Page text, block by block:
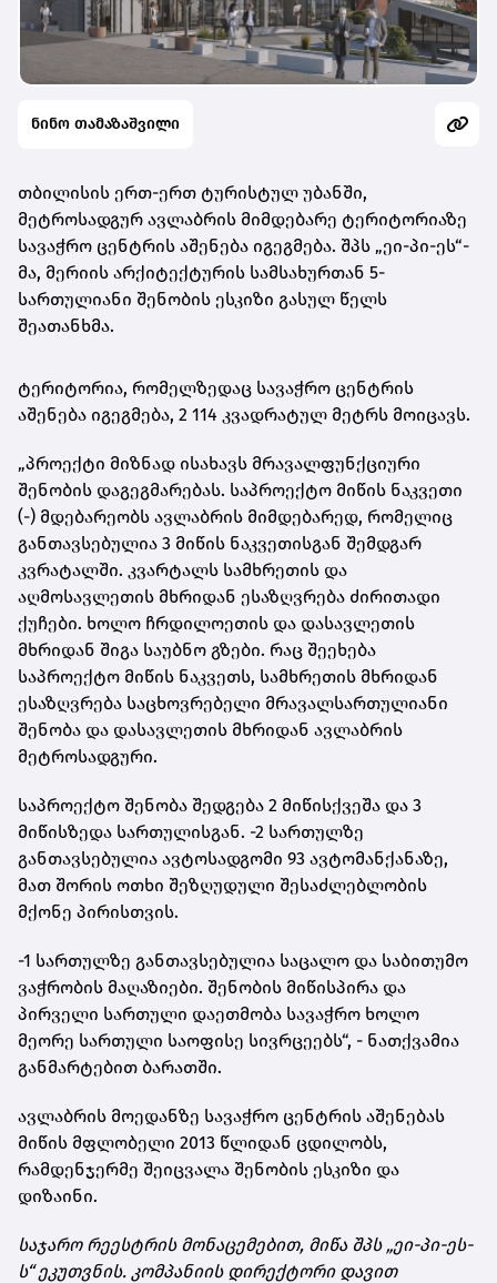
ნინო თამაზაშვილი
თბილისის ერთ-ერთ ტურისტულ უბანში,
მეტროსადგურ ავლაბრის მიმდებარე ტერიტორიაზე
სავაჭრო ცენტრის აშენება იგეგმება. შპს „ეი-პი-ეს“-
მა, მერიის არქიტექტურის სამსახურთან 5-
სართულიანი შენობის ესკიზი გასულ წელს
შეათანხმა.
ტერიტორია, რომელზედაც სავაჭრო ცენტრის
აშენება იგეგმება, 2 114 კვადრატულ მეტრს მოიცავს.
„პროექტი მიზნად ისახავს მრავალფუნქციური
შენობის დაგეგმარებას. საპროექტო მიწის ნაკვეთი
(-) მდებარეობს ავლაბრის მიმდებარედ, რომელიც
განთავსებულია 3 მიწის ნაკვეთისგან შემდგარ
კვრატალში. კვარტალს სამხრეთის და
აღმოსავლეთის მხრიდან ესაზღვრება ძირითადი
ქუჩები. ხოლო ჩრდილოეთის და დასავლეთის
მხრიდან შიგა საუბნო გზები. რაც შეეხება
საპროექტო მიწის ნაკვეთს, სამხრეთის მხრიდან
ესაზღვრება საცხოვრებელი მრავალსართულიანი
შენობა და დასავლეთის მხრიდან ავლაბრის
მეტროსადგური.
საპროექტო შენობა შედგება 2 მიწისქვეშა და 3
მიწისზედა სართულისგან. -2 სართულზე
განთავსებულია ავტოსადგომი 93 ავტომანქანაზე,
მათ შორის ოთხი შეზღუდული შესაძლებლობის
მქონე პირისთვის.
-1 სართულზე განთავსებულია საცალო და საბითუმო
ვაჭრობის მაღაზიები. შენობის მიწისპირა და
პირველი სართული დაეთმობა სავაჭრო ხოლო
მეორე სართული საოფისე სივრცეებს“, - ნათქვამია
განმარტებით ბარათში.
ავლაბრის მოედანზე სავაჭრო ცენტრის აშენებას
მიწის მფლობელი 2013 წლიდან ცდილობს,
რამდენჯერმე შეიცვალა შენობის ესკიზი და
დიზაინი.
საჯარო რეესტრის მონაცემებით, მიწა შპს „ეი-პი-ეს-
ს“ ეკუთვნის. კომპანიის დირექტორი დავით